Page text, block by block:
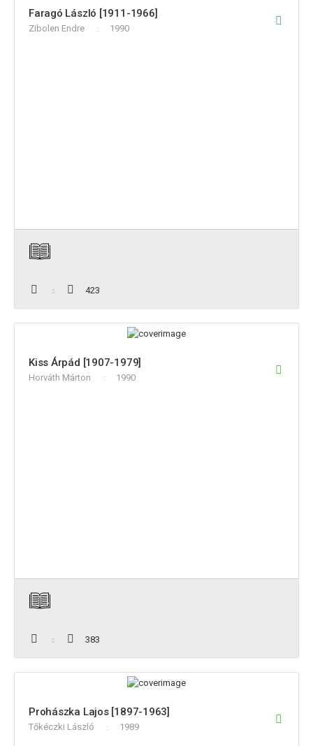
Faragó László [1911-1966]
Zibolen Endre 1990
423
Kiss Árpád [1907-1979]
Horváth Márton 1990
383
Prohászka Lajos [1897-1963]
Tőkéczki László 1989